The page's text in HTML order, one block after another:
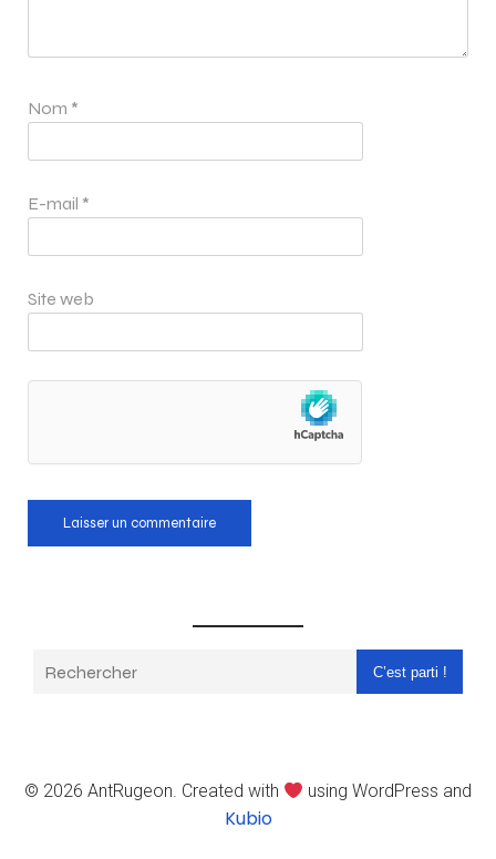
Nom *
E-mail *
Site web
C’est parti !
© 2026 AntRugeon. Created with using WordPress and
Kubio